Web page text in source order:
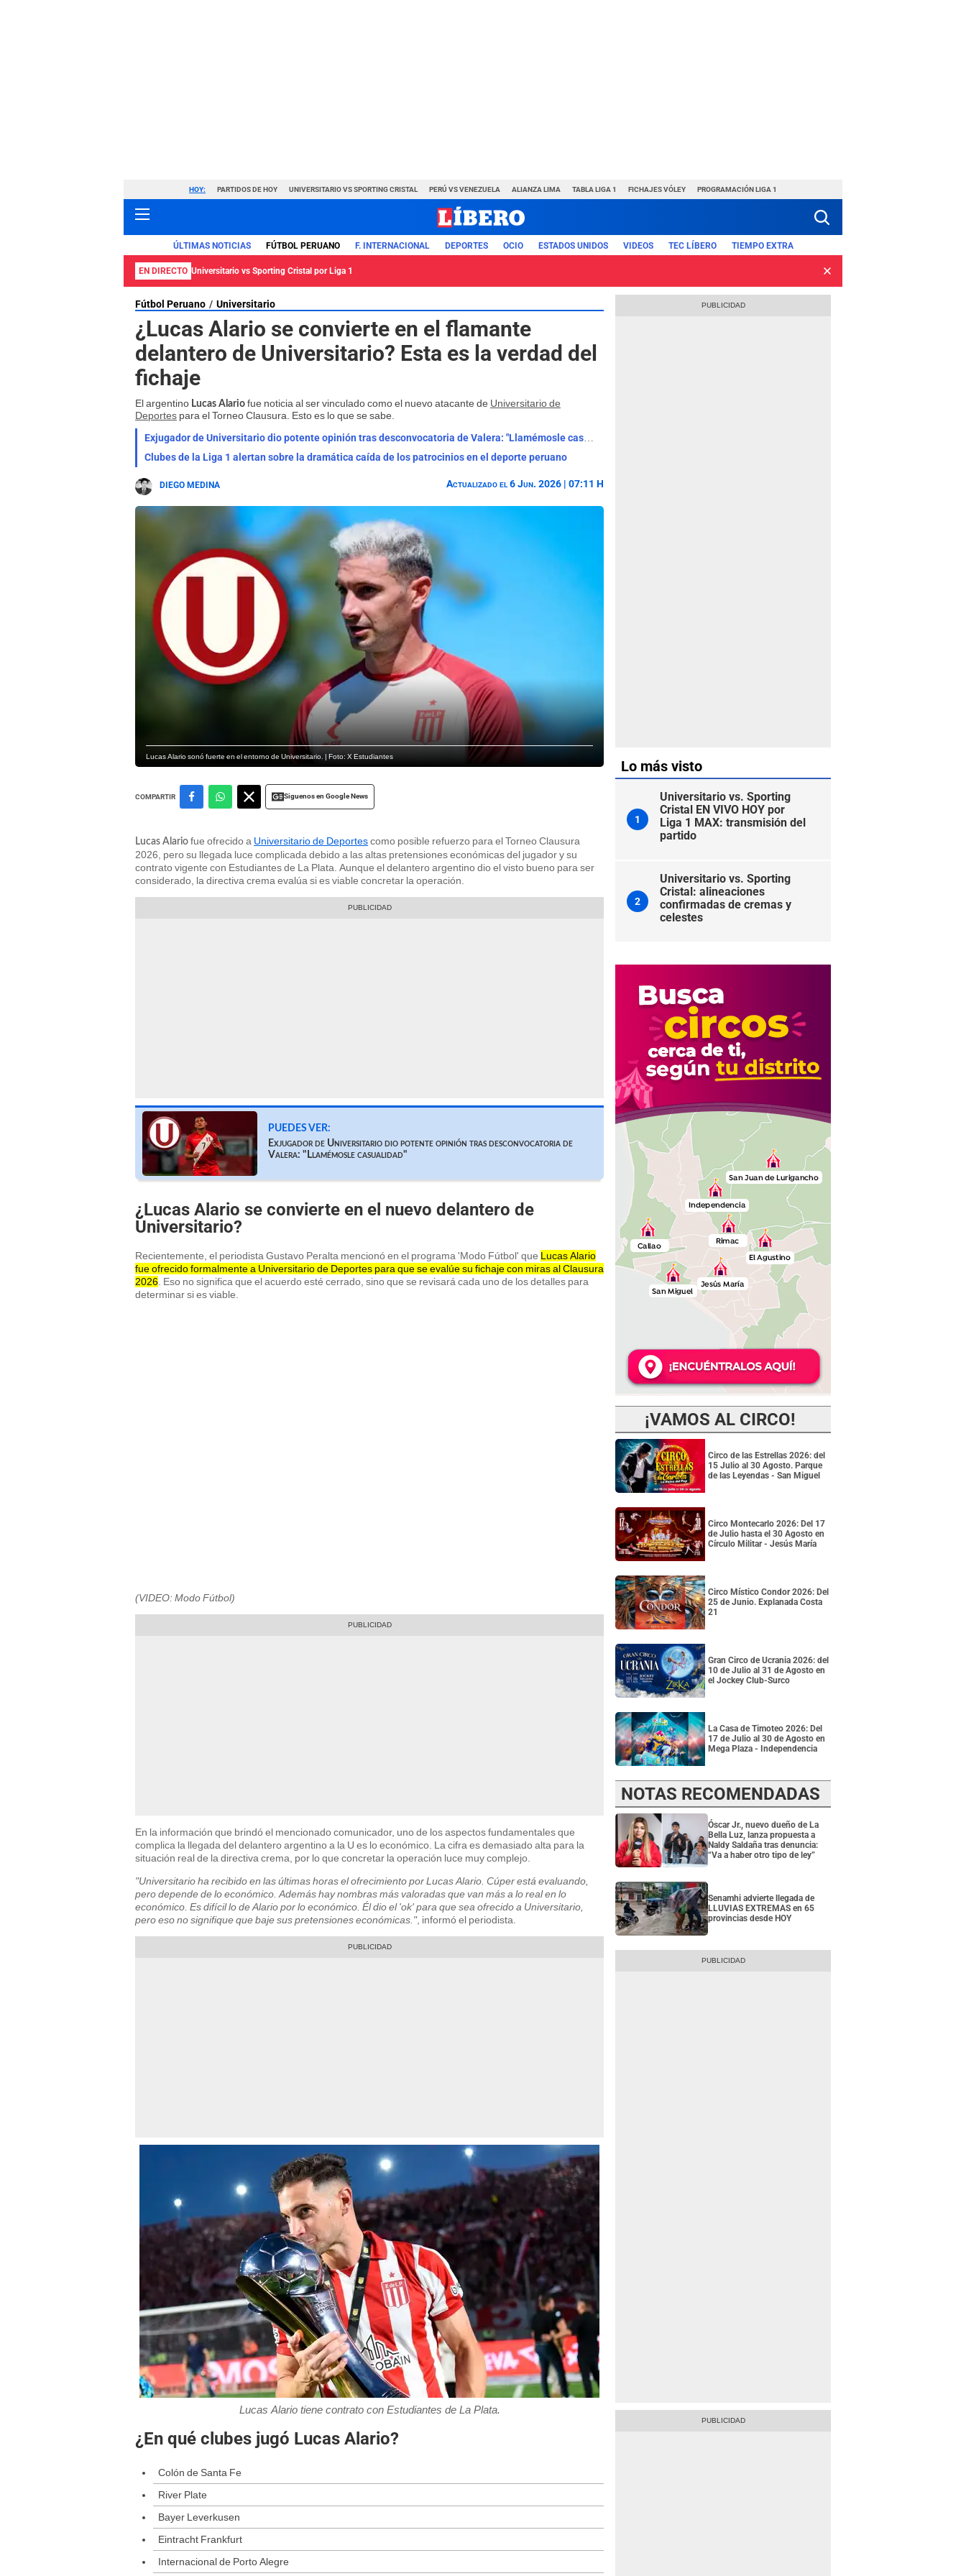
HOY: PARTIDOS DE HOY UNIVERSITARIO VS SPORTING CRISTAL PERÚ VS VENEZUELA ALIANZA LIMA TABLA LIGA 1 FICHAJES VÓLEY PROGRAMACIÓN LIGA 1
ÚLTIMAS NOTICIAS FÚTBOL PERUANO F. INTERNACIONAL DEPORTES OCIO ESTADOS UNIDOS VIDEOS TEC LÍBERO TIEMPO EXTRA
EN DIRECTO Universitario vs Sporting Cristal por Liga 1
Fútbol Peruano Universitario
¿Lucas Alario se convierte en el flamante
delantero de Universitario? Esta es la verdad del
fichaje
El argentino Lucas Alario fue noticia al ser vinculado como el nuevo atacante de Universitario de
Deportes para el Torneo Clausura. Esto es lo que se sabe.
Exjugador de Universitario dio potente opinión tras desconvocatoria de Valera: "Llamémosle casualidad"
Clubes de la Liga 1 alertan sobre la dramática caída de los patrocinios en el deporte peruano
DIEGO MEDINA Actualizado el 6 Jun. 2026 | 07:11 H
Lucas Alario sonó fuerte en el entorno de Universitario. | Foto: X Estudiantes
COMPARTIR Siguenos en Google News
Lucas Alario fue ofrecido a Universitario de Deportescomo posible refuerzo para el Torneo Clausura
2026, pero su llegada luce complicada debido a las altas pretensiones económicas del jugador y su
contrato vigente con Estudiantes de La Plata. Aunque el delantero argentino dio el visto bueno para ser
considerado, la directiva crema evalúa si es viable concretar la operación.
PUEDES VER:
Exjugador de Universitario dio potente opinión tras desconvocatoria de
Valera: "Llamémosle casualidad"
¿Lucas Alario se convierte en el nuevo delantero de
Universitario?
Recientemente, el periodista Gustavo Peralta mencionó en el programa 'Modo Fútbol' que Lucas Alario
fue ofrecido formalmente a Universitario de Deportes para que se evalúe su fichaje con miras al Clausura
2026. Eso no significa que el acuerdo esté cerrado, sino que se revisará cada uno de los detalles para
determinar si es viable.
(VIDEO: Modo Fútbol)
En la información que brindó el mencionado comunicador, uno de los aspectos fundamentales que
complica la llegada del delantero argentino a la U es lo económico. La cifra es demasiado alta para la
situación real de la directiva crema, por lo que concretar la operación luce muy complejo.
"Universitario ha recibido en las últimas horas el ofrecimiento por Lucas Alario. Cúper está evaluando,
pero depende de lo económico. Además hay nombras más valoradas que van más a lo real en lo
económico. Es difícil lo de Alario por lo económico. Él dio el 'ok' para que sea ofrecido a Universitario,
pero eso no signifique que baje sus pretensiones económicas.", informó el periodista.
Lucas Alario tiene contrato con Estudiantes de La Plata.
¿En qué clubes jugó Lucas Alario?
Colón de Santa Fe
River Plate
Bayer Leverkusen
Eintracht Frankfurt
Internacional de Porto Alegre
Lo más visto
1
Universitario vs. Sporting
Cristal EN VIVO HOY por
Liga 1 MAX: transmisión del
partido
2
Universitario vs. Sporting
Cristal: alineaciones
confirmadas de cremas y
celestes
¡VAMOS AL CIRCO!
Circo de las Estrellas 2026: del
15 Julio al 30 Agosto. Parque
de las Leyendas - San Miguel
Circo Montecarlo 2026: Del 17
de Julio hasta el 30 Agosto en
Círculo Militar - Jesús María
Circo Místico Condor 2026: Del
25 de Junio. Explanada Costa
21
Gran Circo de Ucrania 2026: del
10 de Julio al 31 de Agosto en
el Jockey Club-Surco
La Casa de Timoteo 2026: Del
17 de Julio al 30 de Agosto en
Mega Plaza - Independencia
NOTAS RECOMENDADAS
Óscar Jr., nuevo dueño de La
Bella Luz, lanza propuesta a
Naldy Saldaña tras denuncia:
“Va a haber otro tipo de ley”
Senamhi advierte llegada de
LLUVIAS EXTREMAS en 65
provincias desde HOY